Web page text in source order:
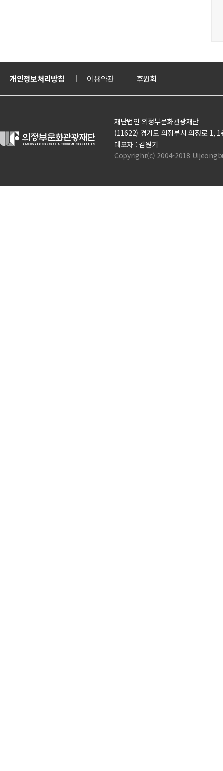
개인정보처리방침 이용약관 후원회
켓 의정부도시교육재단 의정부도시공사
재단법인 의정부문화관광재단
(11622) 경기도 의정부시 의정로
대표자 : 김원기
Copyright(c) 2004-2018